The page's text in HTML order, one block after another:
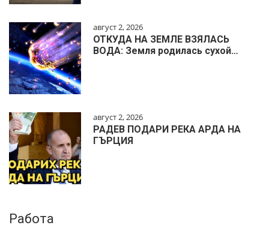
август 2, 2026
ОТКУДА НА ЗЕМЛЕ ВЗЯЛАСЬ
ВОДА: Земля родилась сухой…
август 2, 2026
РАДЕВ ПОДАРИ РЕКА АРДА НА
ГЪРЦИЯ
Работа